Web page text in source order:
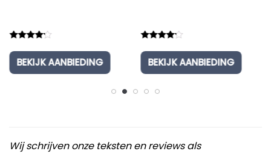
out of 5
BEKIJK AANBIEDING
out of 5
BEKIJK
Wij schrijven onze teksten en reviews als